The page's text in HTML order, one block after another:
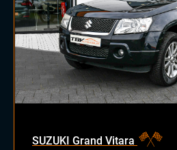
SUZUKI Grand Vitara